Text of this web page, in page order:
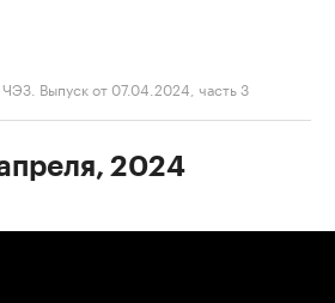
ЧЭЗ. Выпуск от 07.04.2024, часть 3
2024